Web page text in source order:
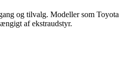
og tilvalg. Modeller som Toyota
af ekstraudstyr.